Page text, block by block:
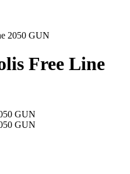
2050 GUN
Free Line